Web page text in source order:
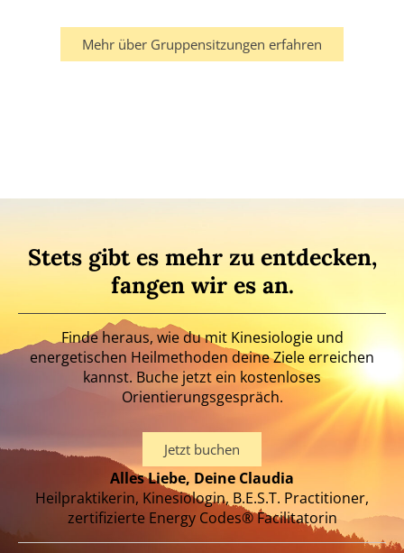
Mehr über Gruppensitzungen erfahren
Stets gibt es mehr zu entdecken,
fangen wir es an.
Finde heraus, wie du mit Kinesiologie und
energetischen Heilmethoden deine Ziele erreichen
kannst. Buche jetzt ein kostenloses
Orientierungsgespräch.
Jetzt buchen
Alles Liebe, Deine Claudia
Heilpraktikerin, Kinesiologin, B.E.S.T. Practitioner,
zertifizierte Energy Codes® Facilitatorin